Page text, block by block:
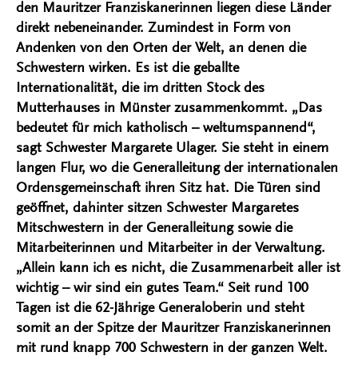
den Mauritzer Franziskanerinnen liegen diese Länder
direkt nebeneinander. Zumindest in Form von
Andenken von den Orten der Welt, an denen die
Schwestern wirken. Es ist die geballte
Internationalität, die im dritten Stock des
Mutterhauses in Münster zusammenkommt. „Das
bedeutet für mich katholisch – weltumspannend“,
sagt Schwester Margarete Ulager. Sie steht in einem
langen Flur, wo die Generalleitung der internationalen
Ordensgemeinschaft ihren Sitz hat. Die Türen sind
geöffnet, dahinter sitzen Schwester Margaretes
Mitschwestern in der Generalleitung sowie die
Mitarbeiterinnen und Mitarbeiter in der Verwaltung.
„Allein kann ich es nicht, die Zusammenarbeit aller ist
wichtig – wir sind ein gutes Team.“ Seit rund 100
Tagen ist die 62-Jährige Generaloberin und steht
somit an der Spitze der Mauritzer Franziskanerinnen
mit rund knapp 700 Schwestern in der ganzen Welt.